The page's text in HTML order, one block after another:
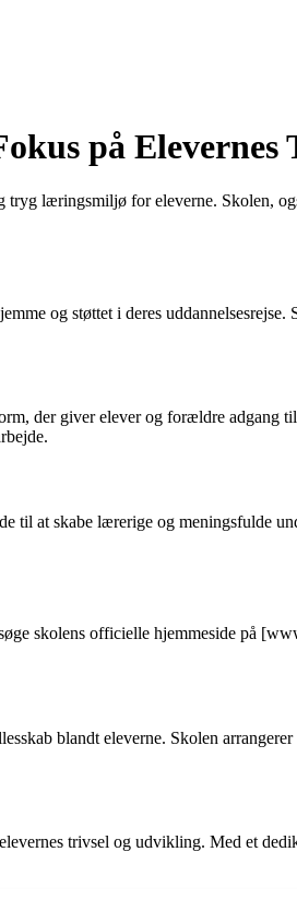
på Elevernes
læringsmiljø for eleverne. Skolen,
og støttet i deres
der giver elever og forældre adgang
til at skabe lærerige og meningsfulde
skolens officielle hjemmeside på
blandt eleverne. Skolen
trivsel og udvikling. Med et